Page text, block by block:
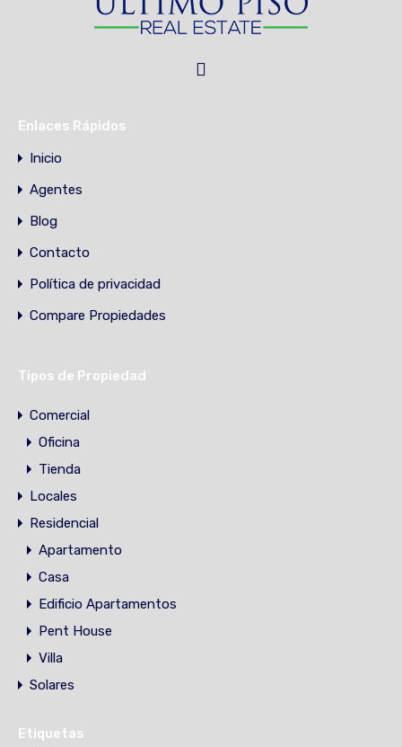
Enlaces Rápidos
Inicio
Agentes
Blog
Contacto
Política de privacidad
Compare Propiedades
Tipos de Propiedad
Comercial
Oficina
Tienda
Locales
Residencial
Apartamento
Casa
Edificio Apartamentos
Pent House
Villa
Solares
Etiquetas